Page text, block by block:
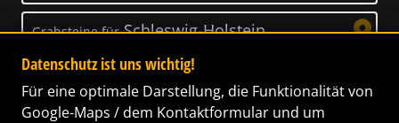
Grabsteine fürSchleswig-Holstein
Thüringen
Datenschutz ist uns wichtig!
Für eine optimale Darstellung, die Funktionalität von
Google-Maps / dem Kontaktformular und um